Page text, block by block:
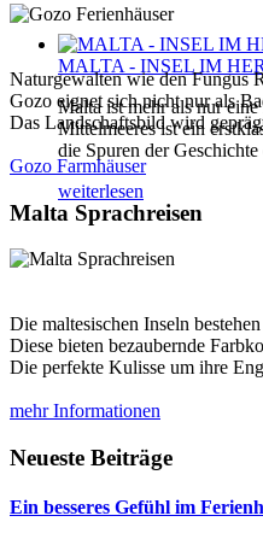
MALTA - INSEL IM
Malta ist mehr als nur
Mittelmeeres ist ein
die Spuren der
weiterlesen
Naturgewalten wie den Fungus
Gozo eignet sich nicht nur als
Das Landschaftsbild wird
Gozo Farmhäuser
Malta Sprachreisen
Die maltesischen Inseln
Diese bieten bezaubernde
Die perfekte Kulisse um ihre
mehr Informationen
Neueste Beiträge
Ein besseres Gefühl im